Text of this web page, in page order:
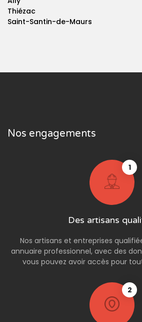
Thiézac
Saint-Santin-de-Maurs
Nos engagements
1
Des artisans
Nos artisans et entreprises
annuaire professionnel, avec des
vous pouvez avoir accès pour
2